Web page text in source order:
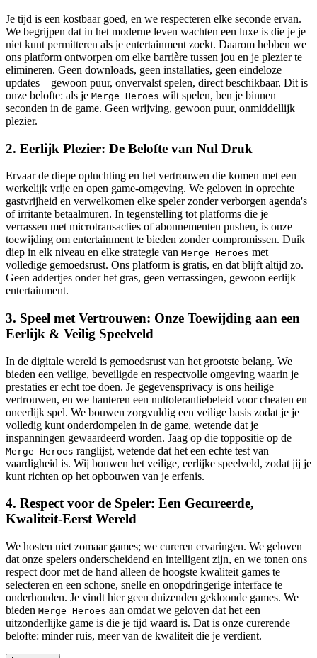
Je tijd is een kostbaar goed, en we respecteren elke seconde ervan.
We begrijpen dat in het moderne leven wachten een luxe is die je je
niet kunt permitteren als je entertainment zoekt. Daarom hebben we
ons platform ontworpen om elke barrière tussen jou en je plezier te
elimineren. Geen downloads, geen installaties, geen eindeloze
updates – gewoon puur, onvervalst spelen, direct beschikbaar. Dit is
onze belofte: als je Merge Heroes wilt spelen, ben je binnen
seconden in de game. Geen wrijving, gewoon puur, onmiddellijk
plezier.
2. Eerlijk Plezier: De Belofte van Nul Druk
Ervaar de diepe opluchting en het vertrouwen die komen met een
werkelijk vrije en open game-omgeving. We geloven in oprechte
gastvrijheid en verwelkomen elke speler zonder verborgen agenda's
of irritante betaalmuren. In tegenstelling tot platforms die je
verrassen met microtransacties of abonnementen pushen, is onze
toewijding om entertainment te bieden zonder compromissen. Duik
diep in elk niveau en elke strategie van Merge Heroes met
volledige gemoedsrust. Ons platform is gratis, en dat blijft altijd zo.
Geen addertjes onder het gras, geen verrassingen, gewoon eerlijk
entertainment.
3. Speel met Vertrouwen: Onze Toewijding aan een
Eerlijk & Veilig Speelveld
In de digitale wereld is gemoedsrust van het grootste belang. We
bieden een veilige, beveiligde en respectvolle omgeving waarin je
prestaties er echt toe doen. Je gegevensprivacy is ons heilige
vertrouwen, en we hanteren een nultolerantiebeleid voor cheaten en
oneerlijk spel. We bouwen zorgvuldig een veilige basis zodat je je
volledig kunt onderdompelen in de game, wetende dat je
inspanningen gewaardeerd worden. Jaag op die toppositie op de
Merge Heroes ranglijst, wetende dat het een echte test van
vaardigheid is. Wij bouwen het veilige, eerlijke speelveld, zodat jij je
kunt richten op het opbouwen van je erfenis.
4. Respect voor de Speler: Een Gecureerde,
Kwaliteit-Eerst Wereld
We hosten niet zomaar games; we cureren ervaringen. We geloven
dat onze spelers onderscheidend en intelligent zijn, en we tonen ons
respect door met de hand alleen de hoogste kwaliteit games te
selecteren en een schone, snelle en onopdringerige interface te
onderhouden. Je vindt hier geen duizenden gekloonde games. We
bieden Merge Heroes aan omdat we geloven dat het een
uitzonderlijke game is die je tijd waard is. Dat is onze curerende
belofte: minder ruis, meer van de kwaliteit die je verdient.